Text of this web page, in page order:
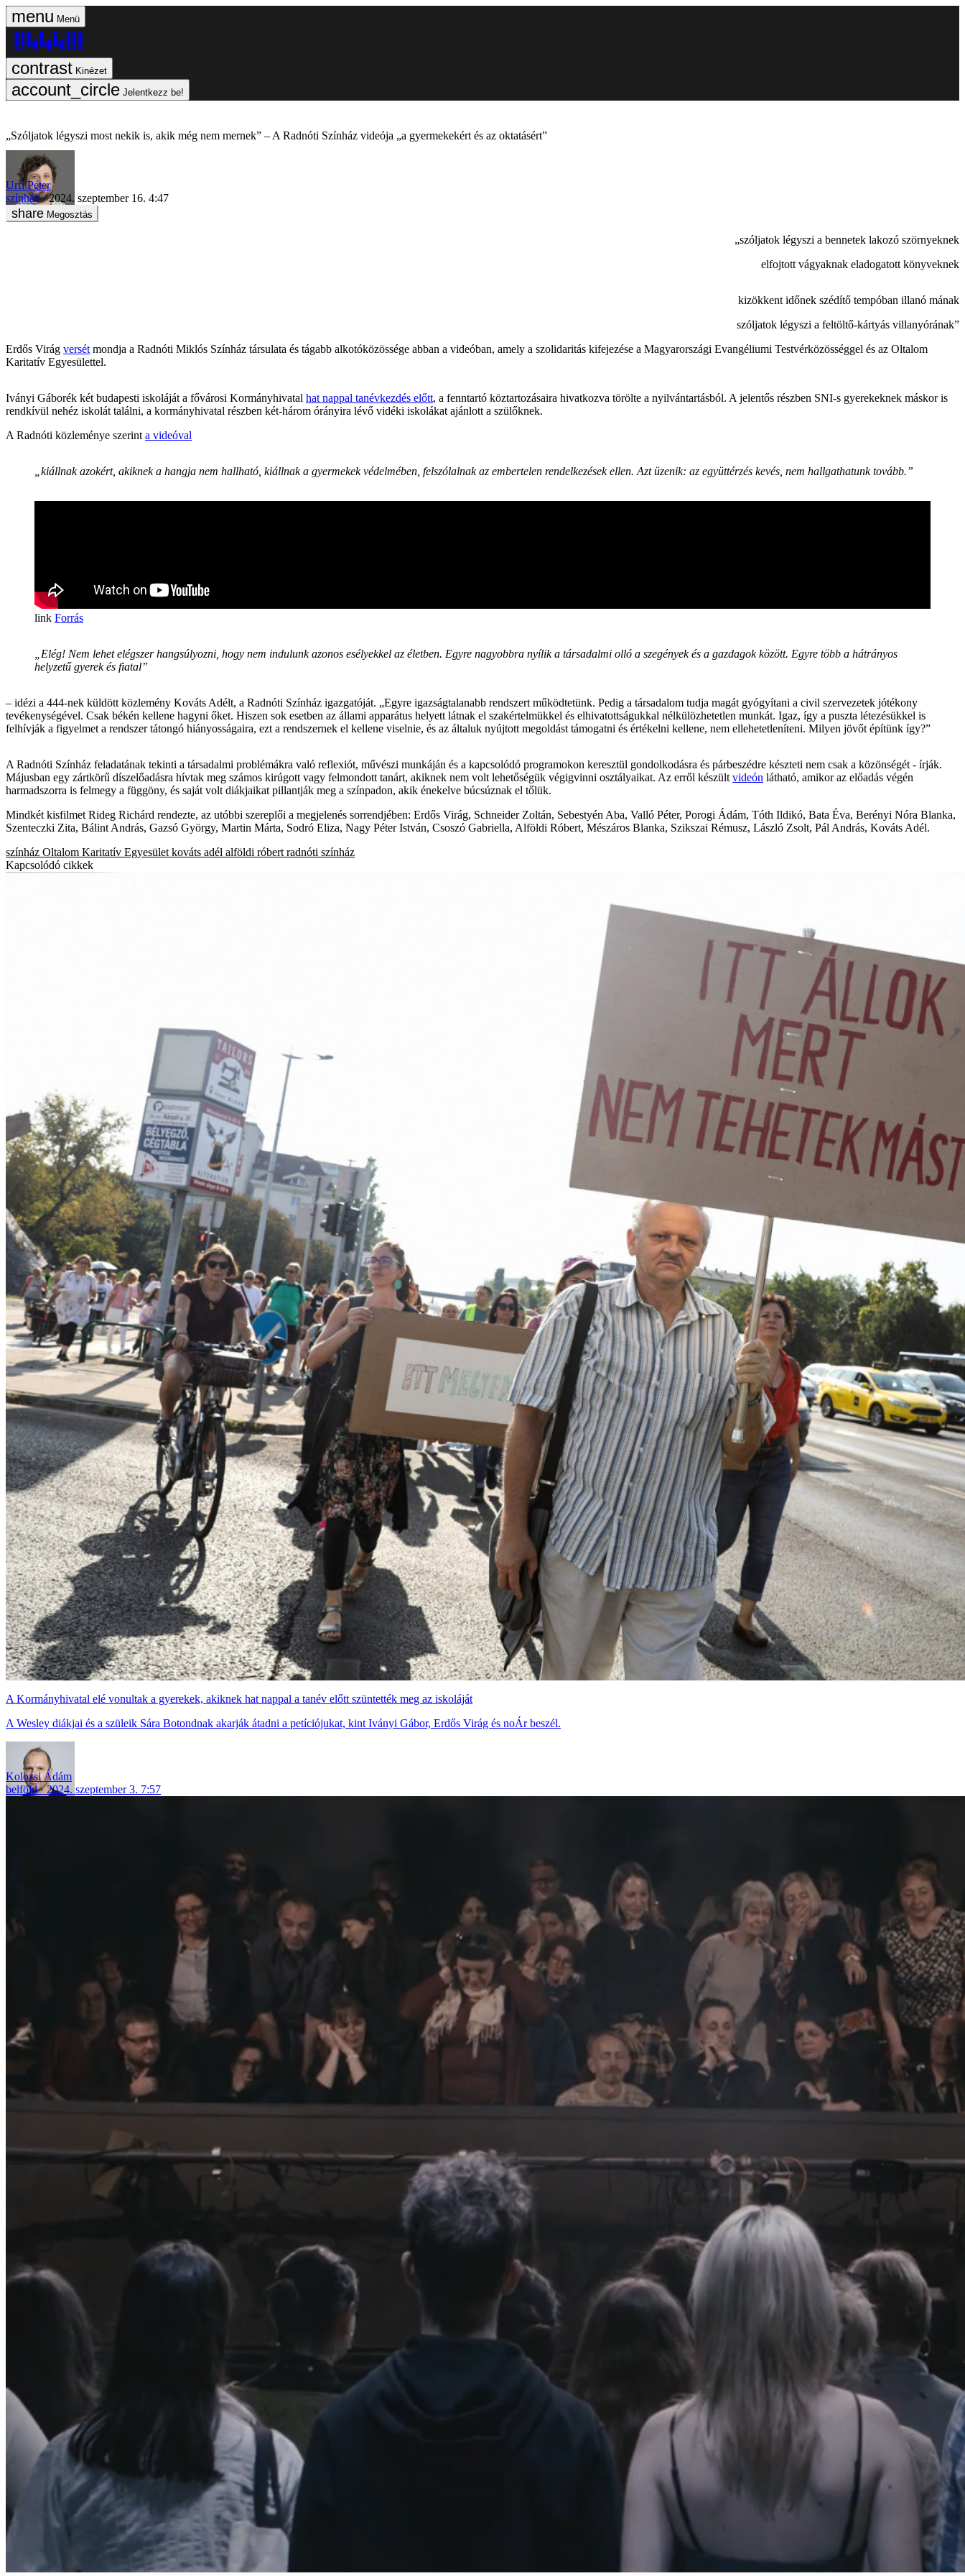
Menü
Kinézet
Jelentkezz be!
„Szóljatok légyszi most nekik is, akik még nem mernek” – A Radnóti Színház videója „a gyermekekért és az oktatásért”
Urfi Péter
színház
2024. szeptember 16. 4:47
Megosztás
„szóljatok légyszi a bennetek lakozó szörnyeknek
elfojtott vágyaknak eladogatott könyveknek
kizökkent időnek szédítő tempóban illanó mának
szóljatok légyszi a feltöltő-kártyás villanyórának”
Erdős Virág versét mondja a Radnóti Miklós Színház társulata és tágabb alkotóközössége abban a videóban, amely a szolidaritás kifejezése a Magyarországi Evangéliumi Testvérközösséggel és az Oltalom
Karitatív Egyesülettel.
Iványi Gáborék két budapesti iskoláját a fővárosi Kormányhivatal hat nappal tanévkezdés előtt, a fenntartó köztartozásaira hivatkozva törölte a nyilvántartásból. A jelentős részben SNI-s gyerekeknek máskor is
rendkívül nehéz iskolát találni, a kormányhivatal részben két-három órányira lévő vidéki iskolákat ajánlott a szülőknek.
A Radnóti közleménye szerint a videóval
„kiállnak azokért, akiknek a hangja nem hallható, kiállnak a gyermekek védelmében, felszólalnak az embertelen rendelkezések ellen. Azt üzenik: az együttérzés kevés, nem hallgathatunk tovább.”
Forrás
„Elég! Nem lehet elégszer hangsúlyozni, hogy nem indulunk azonos esélyekkel az életben. Egyre nagyobbra nyílik a társadalmi olló a szegények és a gazdagok között. Egyre több a hátrányos
helyzetű gyerek és fiatal”
– idézi a 444-nek küldött közlemény Kováts Adélt, a Radnóti Színház igazgatóját. „Egyre igazságtalanabb rendszert működtetünk. Pedig a társadalom tudja magát gyógyítani a civil szervezetek jótékony
tevékenységével. Csak békén kellene hagyni őket. Hiszen sok esetben az állami apparátus helyett látnak el szakértelmükkel és elhivatottságukkal nélkülözhetetlen munkát. Igaz, így a puszta létezésükkel is
felhívják a figyelmet a rendszer tátongó hiányosságaira, ezt a rendszernek el kellene viselnie, és az általuk nyújtott megoldást támogatni és értékelni kellene, nem ellehetetleníteni. Milyen jövőt építünk így?”
A Radnóti Színház feladatának tekinti a társadalmi problémákra való reflexiót, művészi munkáján és a kapcsolódó programokon keresztül gondolkodásra és párbeszédre készteti nem csak a közönségét - írják.
Májusban egy zártkörű díszelőadásra hívtak meg számos kirúgott vagy felmondott tanárt, akiknek nem volt lehetőségük végigvinni osztályaikat. Az erről készült videón látható, amikor az előadás végén
harmadszorra is felmegy a függöny, és saját volt diákjaikat pillantják meg a színpadon, akik énekelve búcsúznak el tőlük.
Mindkét kisfilmet Rideg Richárd rendezte, az utóbbi szereplői a megjelenés sorrendjében: Erdős Virág, Schneider Zoltán, Sebestyén Aba, Valló Péter, Porogi Ádám, Tóth Ildikó, Bata Éva, Berényi Nóra Blanka,
Szenteczki Zita, Bálint András, Gazsó György, Martin Márta, Sodró Eliza, Nagy Péter István, Csoszó Gabriella, Alföldi Róbert, Mészáros Blanka, Szikszai Rémusz, László Zsolt, Pál András, Kováts Adél.
színház Oltalom Karitatív Egyesület kováts adél alföldi róbert radnóti színház
Kapcsolódó cikkek
A Kormányhivatal elé vonultak a gyerekek, akiknek hat nappal a tanév előtt szüntették meg az iskoláját
A Wesley diákjai és a szüleik Sára Botondnak akarják átadni a petíciójukat, kint Iványi Gábor, Erdős Virág és noÁr beszél.
Kolozsi Ádám
belföld
2024. szeptember 3. 7:57